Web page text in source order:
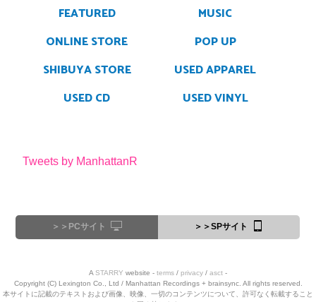
FEATURED
MUSIC
ONLINE STORE
POP UP
SHIBUYA STORE
USED APPAREL
USED CD
USED VINYL
Tweets by ManhattanR
＞＞PCサイト ＞＞SPサイト
A STARRY website - terms / privacy / asct -
Copyright (C) Lexington Co., Ltd / Manhattan Recordings + brainsync. All rights reserved.
本サイトに記載のテキストおよび画像、映像、一切のコンテンツについて、許可なく転載すること